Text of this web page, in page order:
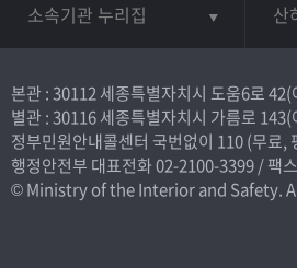
소속기관 누리집 산
본관 : 30112 세종특별자치시 도움6로
별관 : 30116 세종특별자치시 가름로 143(
정부민원안내콜센터 국번없이 110(무료,
행정안전부 대표전화02-2100-3399/ 팩
© Ministry of the Interior and Safety.